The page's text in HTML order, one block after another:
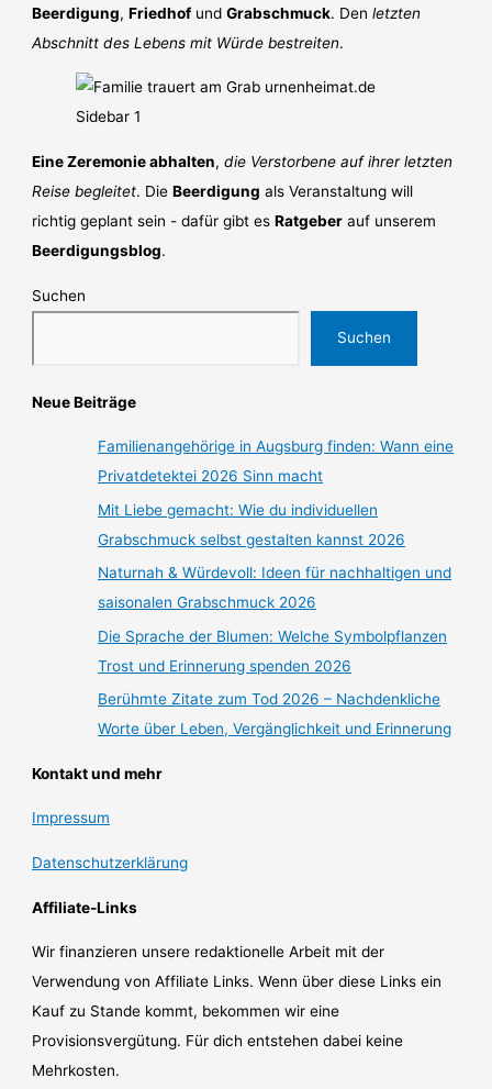
Beerdigung,Friedhof undGrabschmuck. Denletzten
Abschnitt des Lebens mit Würde bestreiten.
Eine Zeremonie abhalten,die Verstorbene auf ihrer letzten
Reise begleitet. DieBeerdigung als Veranstaltung will
richtig geplant sein - dafür gibt esRatgeber auf unserem
Beerdigungsblog.
Suchen
Suchen
Neue Beiträge
Familienangehörige in Augsburg finden: Wann eine
Privatdetektei 2026 Sinn macht
Mit Liebe gemacht: Wie du individuellen
Grabschmuck selbst gestalten kannst 2026
Naturnah & Würdevoll: Ideen für nachhaltigen und
saisonalen Grabschmuck 2026
Die Sprache der Blumen: Welche Symbolpflanzen
Trost und Erinnerung spenden 2026
Berühmte Zitate zum Tod 2026 – Nachdenkliche
Worte über Leben, Vergänglichkeit und Erinnerung
Kontakt und mehr
Impressum
Datenschutzerklärung
Affiliate-Links
Wir finanzieren unsere redaktionelle Arbeit mit der
Verwendung von Affiliate Links. Wenn über diese Links ein
Kauf zu Stande kommt, bekommen wir eine
Provisionsvergütung. Für dich entstehen dabei keine
Mehrkosten.